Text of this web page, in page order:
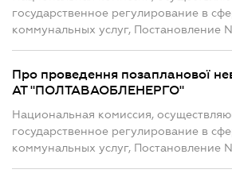
государственное регулирование в
коммунальных услуг, Постановление
Про проведення позапланової
АТ "ПОЛТАВАОБЛЕНЕРГО"
Национальная комиссия,
государственное регулирование в
коммунальных услуг, Постановление